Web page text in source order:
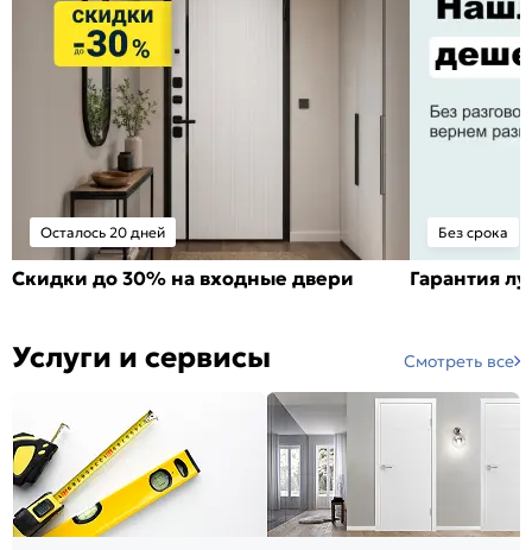
Осталось 20 дней
Скидки до 30% на входные двери
Без срока
Гарантия
Услуги и сервисы Смотреть все